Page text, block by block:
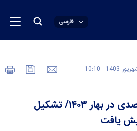
فارسی
رشد اقتصادی ۴.۲ درصدی در بهار ۱۴۰۳/ تشکیل